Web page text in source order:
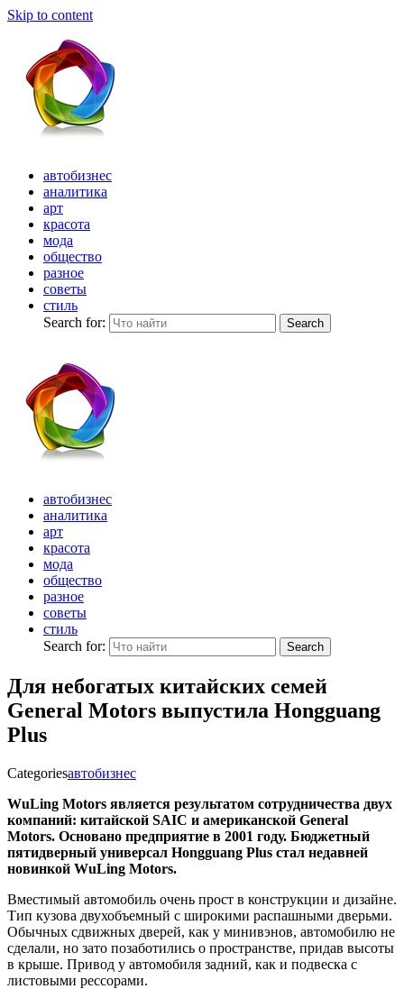
Skip to content
автобизнес
аналитика
арт
красота
мода
общество
разное
советы
стиль
Search for:
Search
автобизнес
аналитика
арт
красота
мода
общество
разное
советы
стиль
Search for:
Search
Для небогатых китайских семей
General Motors выпустила Hongguang
Plus
Categoriesавтобизнес
WuLing Motors является результатом сотрудничества двух
компаний: китайской SAIC и американской General
Motors. Основано предприятие в 2001 году. Бюджетный
пятидверный универсал Hongguang Plus стал недавней
новинкой WuLing Motors.
Вместимый автомобиль очень прост в конструкции и дизайне.
Тип кузова двухобъемный с широкими распашными дверьми.
Обычных сдвижных дверей, как у минивэнов, автомобилю не
сделали, но зато позаботились о пространстве, придав высоты
в крыше. Привод у автомобиля задний, как и подвеска с
листовыми рессорами.